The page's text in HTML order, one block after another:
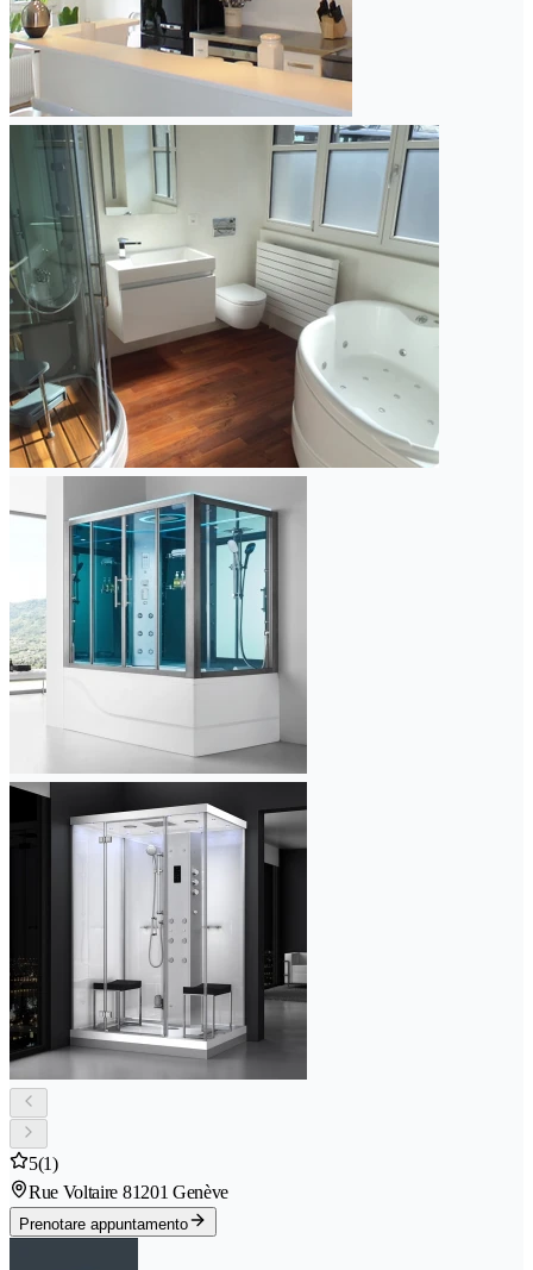
5(1)
Rue Voltaire 81201 Genève
Prenotare appuntamento